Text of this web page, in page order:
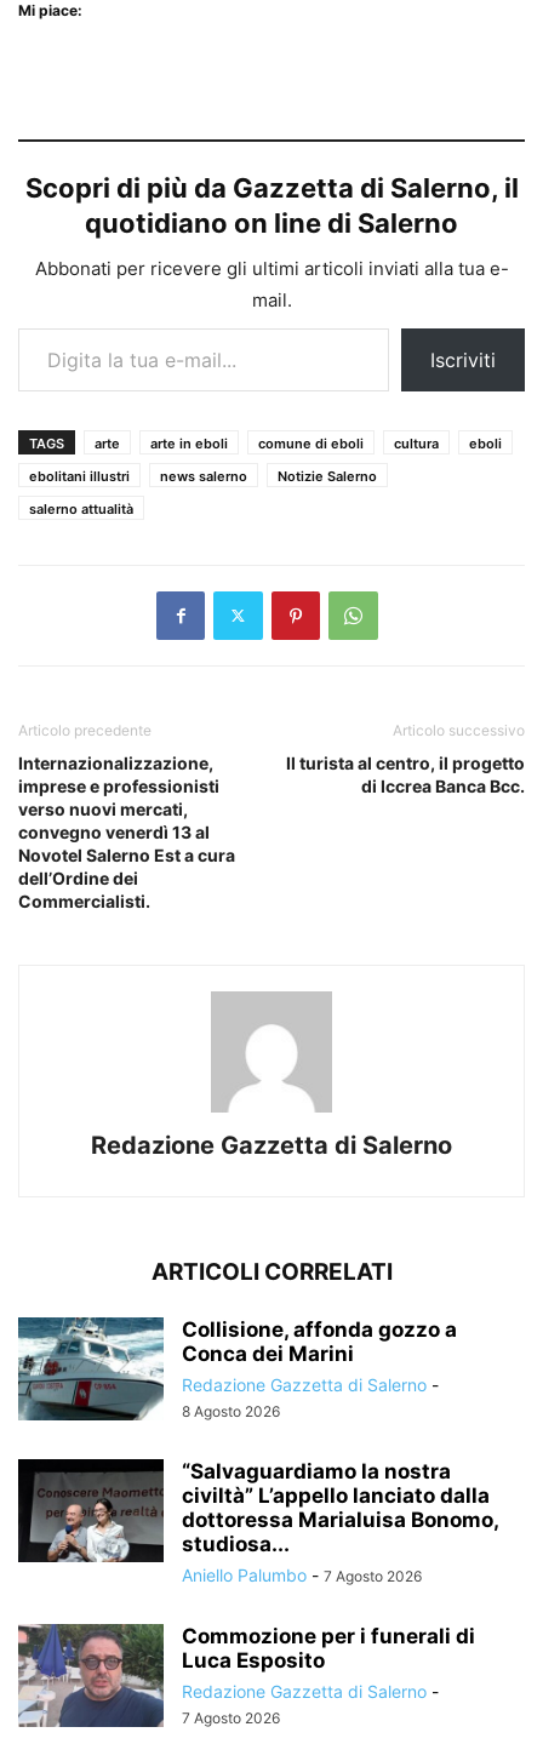
Mi piace:
Scopri di più da Gazzetta di Salerno, il
quotidiano on line di Salerno
Abbonati per ricevere gli ultimi articoli inviati alla tua e-
mail.
Digita la tua e-mail...
Iscriviti
TAGS arte arte in eboli comune di eboli cultura
eboli
ebolitani illustri
news salerno
Notizie Salerno
salerno attualità
Articolo precedente
Internazionalizzazione,
imprese e professionisti
verso nuovi mercati,
convegno venerdì 13 al
Novotel Salerno Est a cura
dell’Ordine dei
Commercialisti.
Articolo successivo
Il turista al centro, il progetto
di Iccrea Banca Bcc.
Redazione Gazzetta di Salerno
ARTICOLI CORRELATI
Collisione, affonda gozzo a
Conca dei Marini
Redazione Gazzetta di Salerno -
8 Agosto 2026
“Salvaguardiamo la nostra
civiltà” L’appello lanciato dalla
dottoressa Marialuisa Bonomo,
studiosa...
Aniello Palumbo - 7 Agosto 2026
Commozione per i funerali di
Luca Esposito
Redazione Gazzetta di Salerno -
7 Agosto 2026